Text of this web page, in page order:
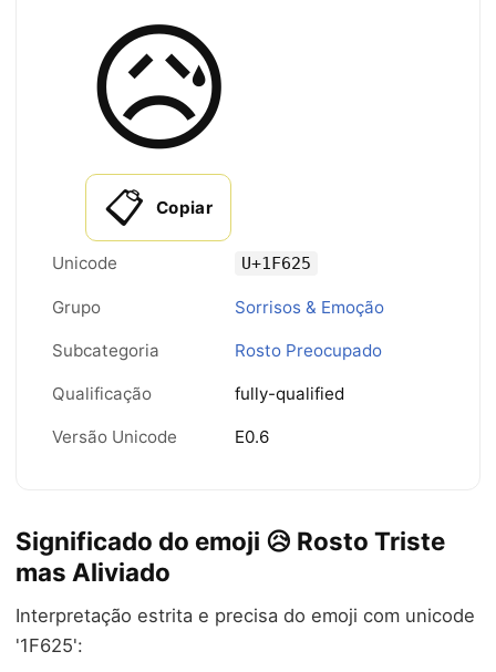
😥
📋 Copiar
Unicode U+1F625
Grupo Sorrisos & Emoção
Subcategoria Rosto Preocupado
Qualificação fully-qualified
Versão Unicode E0.6
Significado do emoji 😥 Rosto Triste
mas Aliviado
Interpretação estrita e precisa do emoji com unicode
'1F625':